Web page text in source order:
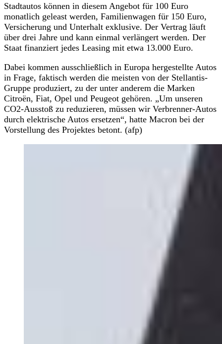
Stadtautos können in diesem Angebot für 100 Euro
monatlich geleast werden, Familienwagen für 150 Euro,
Versicherung und Unterhalt exklusive. Der Vertrag läuft
über drei Jahre und kann einmal verlängert werden. Der
Staat finanziert jedes Leasing mit etwa 13.000 Euro.
Dabei kommen ausschließlich in Europa hergestellte Autos
in Frage, faktisch werden die meisten von der Stellantis-
Gruppe produziert, zu der unter anderem die Marken
Citroën, Fiat, Opel und Peugeot gehören. „Um unseren
CO2-Ausstoß zu reduzieren, müssen wir Verbrenner-Autos
durch elektrische Autos ersetzen“, hatte Macron bei der
Vorstellung des Projektes betont. (afp)